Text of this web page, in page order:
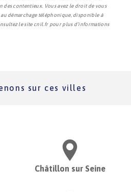
des contentieux. Vous avez le droit de vous
démarchage téléphonique, disponible à
le site cnil.fr pour plus d’informations
sur ces villes
Châtillon sur Seine